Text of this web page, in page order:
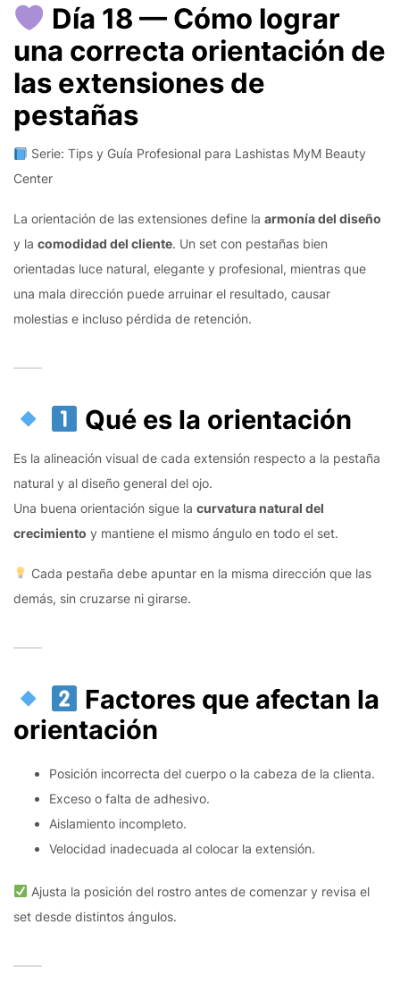
Día 18 — Cómo lograr
una correcta orientación de
las extensiones de
pestañas
Serie: Tips y Guía Profesional para Lashistas MyM Beauty
Center
La orientación de las extensiones define la armonía del diseño
y la comodidad del cliente. Un set con pestañas bien
orientadas luce natural, elegante y profesional, mientras que
una mala dirección puede arruinar el resultado, causar
molestias e incluso pérdida de retención.
Qué es la orientación
Es la alineación visual de cada extensión respecto a la pestaña
natural y al diseño general del ojo.
Una buena orientación sigue la curvatura natural del
crecimiento y mantiene el mismo ángulo en todo el set.
Cada pestaña debe apuntar en la misma dirección que las
demás, sin cruzarse ni girarse.
Factores que afectan la
orientación
Posición incorrecta del cuerpo o la cabeza de la clienta.
Exceso o falta de adhesivo.
Aislamiento incompleto.
Velocidad inadecuada al colocar la extensión.
Ajusta la posición del rostro antes de comenzar y revisa el
set desde distintos ángulos.